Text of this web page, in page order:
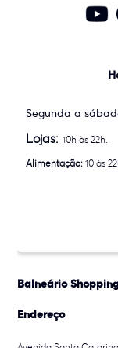
Segunda a
Lojas:10h às 22h.
Alimentação: 10 às
Balneário
Endereço